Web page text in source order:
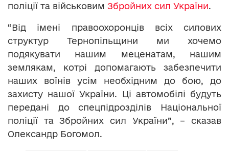
поліції та військовим Збройних сил України.
“Від імені правоохоронців всіх силових
структур Тернопільщини ми хочемо
подякувати нашим меценатам, нашим
землякам, котрі допомагають забезпечити
наших воїнів усім необхідним до бою, до
захисту нашої України. Ці автомобілі будуть
передані до спецпідрозділів Національної
поліції та Збройних сил України”, – сказав
Олександр Богомол.